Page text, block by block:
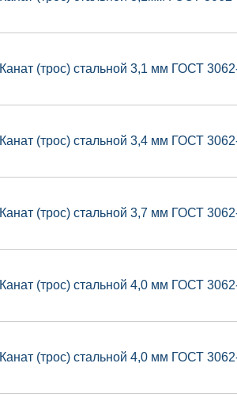
Канат (трос) стальной 3,1 мм ГОСТ
Канат (трос) стальной 3,4 мм ГОСТ
Канат (трос) стальной 3,7 мм ГОСТ
Канат (трос) стальной 4,0 мм ГОСТ
Канат (трос) стальной 4,0 мм ГОСТ